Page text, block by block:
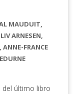
MAUDUIT,
ARNESEN,
ANNE-FRANCE
del último libro